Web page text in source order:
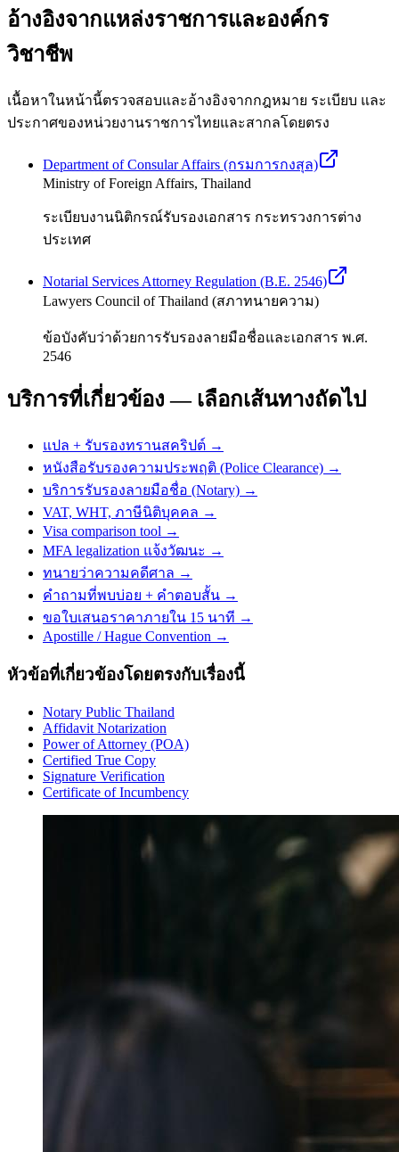
อ้างอิงจากแหล่งราชการและองค์กร
วิชาชีพ
เนื้อหาในหน้านี้ตรวจสอบและอ้างอิงจากกฎหมาย ระเบียบ และ
ประกาศของหน่วยงานราชการไทยและสากลโดยตรง
Department of Consular Affairs (กรมการกงสุล)
Ministry of Foreign Affairs, Thailand
ระเบียบงานนิติกรณ์รับรองเอกสาร กระทรวงการต่าง
ประเทศ
Notarial Services Attorney Regulation (B.E. 2546)
Lawyers Council of Thailand (สภาทนายความ)
ข้อบังคับว่าด้วยการรับรองลายมือชื่อและเอกสาร พ.ศ.
2546
บริการที่เกี่ยวข้อง — เลือกเส้นทางถัดไป
แปล + รับรองทรานสคริปต์ →
หนังสือรับรองความประพฤติ (Police Clearance) →
บริการรับรองลายมือชื่อ (Notary) →
VAT, WHT, ภาษีนิติบุคคล →
Visa comparison tool →
MFA legalization แจ้งวัฒนะ →
ทนายว่าความคดีศาล →
คำถามที่พบบ่อย + คำตอบสั้น →
ขอใบเสนอราคาภายใน 15 นาที →
Apostille / Hague Convention →
หัวข้อที่เกี่ยวข้องโดยตรงกับเรื่องนี้
Notary Public Thailand
Affidavit Notarization
Power of Attorney (POA)
Certified True Copy
Signature Verification
Certificate of Incumbency